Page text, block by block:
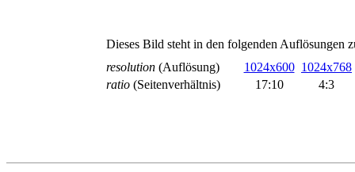
Dieses Bild steht in den folgenden Auflösungen
resolution (Auflösung) 1024x600 1024x768
ratio (Seitenverhältnis) 17:10 4:3